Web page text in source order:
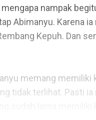
nampak
Abimanyu. Karena ia
Kepuh. Dan
memang memiliki
tidak terlihat. Pasti